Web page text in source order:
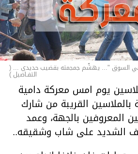
السوق "... يهشّم جمجمته بقضيب حديدي ... (
التفـاصيل )
يوم امس معركة دامية
بالملاسين القريبة من شارك
المعروفين بالجهة، وعمد
الشديد على شاب وشقيقه..